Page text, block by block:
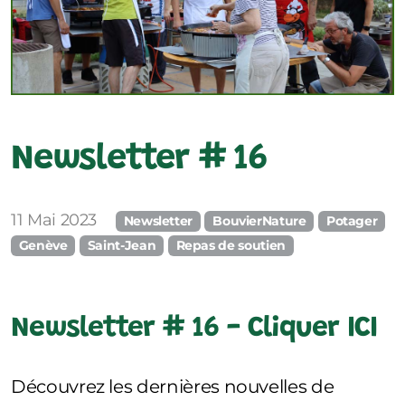
Newsletter # 16
11 Mai 2023 Newsletter BouvierNature
Potager
Genève
Saint-Jean Repas de soutien
Newsletter # 16 - Cliquer ICI
Découvrez les dernières nouvelles de